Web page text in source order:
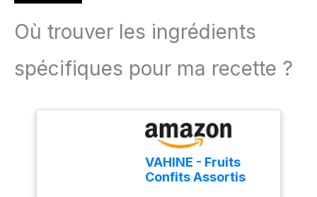
Où trouver les ingrédients
spécifiques pour ma recette ?
VAHINE - Fruits
Confits Assortis